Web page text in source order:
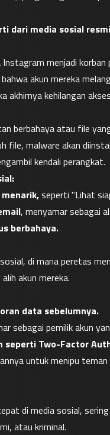
dari media sosial resmi
menjadi
akun mereka
kehilangan
berbahaya atau file
malware akan
kendali perangkat.
seperti "Lihat
, menyamar sebagai
berbahaya.
di mana peretas
akun mereka.
data sebelumnya.
sebagai pemilik akun
Two-Factor
untuk menipu
di media sosial,
atau kriminal.